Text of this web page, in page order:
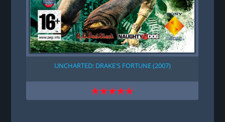
UNCHARTED: DRAKE'S FORTUNE (2007)